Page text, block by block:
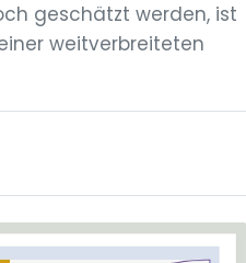
geschätzt werden, ist
weitverbreiteten